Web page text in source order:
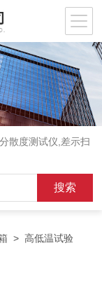
散度测试仪 差示扫
>高低温试验